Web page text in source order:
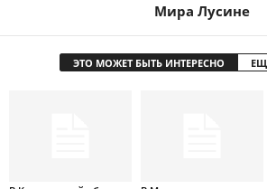
Мира Лусине
ЭТО МОЖЕТ БЫТЬ ИНТЕРЕСНО